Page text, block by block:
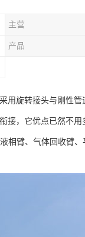
主营
产品
用旋转接头与刚性
接，它优点已然不
相臂、气体回收臂